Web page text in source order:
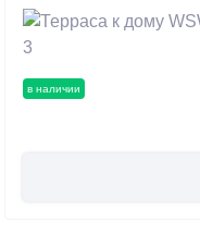
в наличии